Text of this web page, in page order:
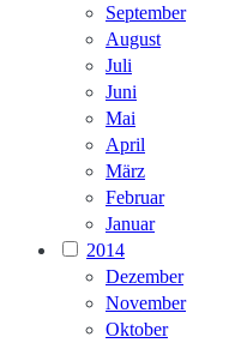
September
August
Juli
Juni
Mai
April
März
Februar
Januar
2014
Dezember
November
Oktober